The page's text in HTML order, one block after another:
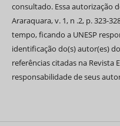
consultado. Essa autorização
Araraquara, v. 1, n .2, p. 323-
tempo, ficando a UNESP
identificação do(s) autor(es)
referências citadas na Revista
responsabilidade de seus